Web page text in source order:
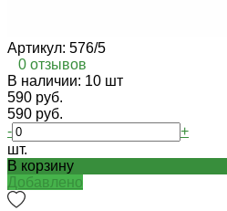
Артикул: 576/5
0 отзывов
В наличии: 10 шт
590 руб.
590 руб.
-
+
шт.
В корзину
Добавлено